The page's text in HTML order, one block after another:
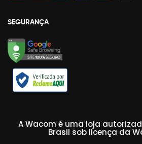
SEGURANÇA
A Wacom é uma loja
Brasil sob licença da